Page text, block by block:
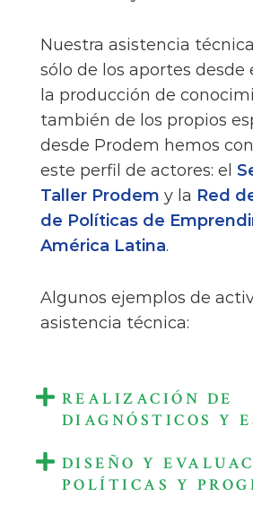
Nuestra asistencia
sólo de los aportes desde
la producción de
también de los propios
desde Prodem hemos
este perfil de actores: el
Taller Prodem y la Red
de Políticas de
América Latina.
Algunos ejemplos de
asistencia técnica:
REALIZACIÓN DE
DIAGNÓSTICOS Y
DISEÑO Y
POLÍTICAS Y